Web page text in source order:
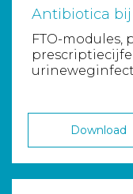
Antibiotica
FTO-
Download